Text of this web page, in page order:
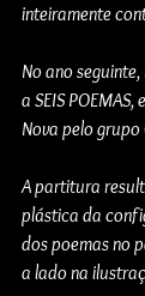
inteiramente
No ano
a SEIS
Nova pelo grupo
A partitura
plástica da
dos poemas no
a lado na